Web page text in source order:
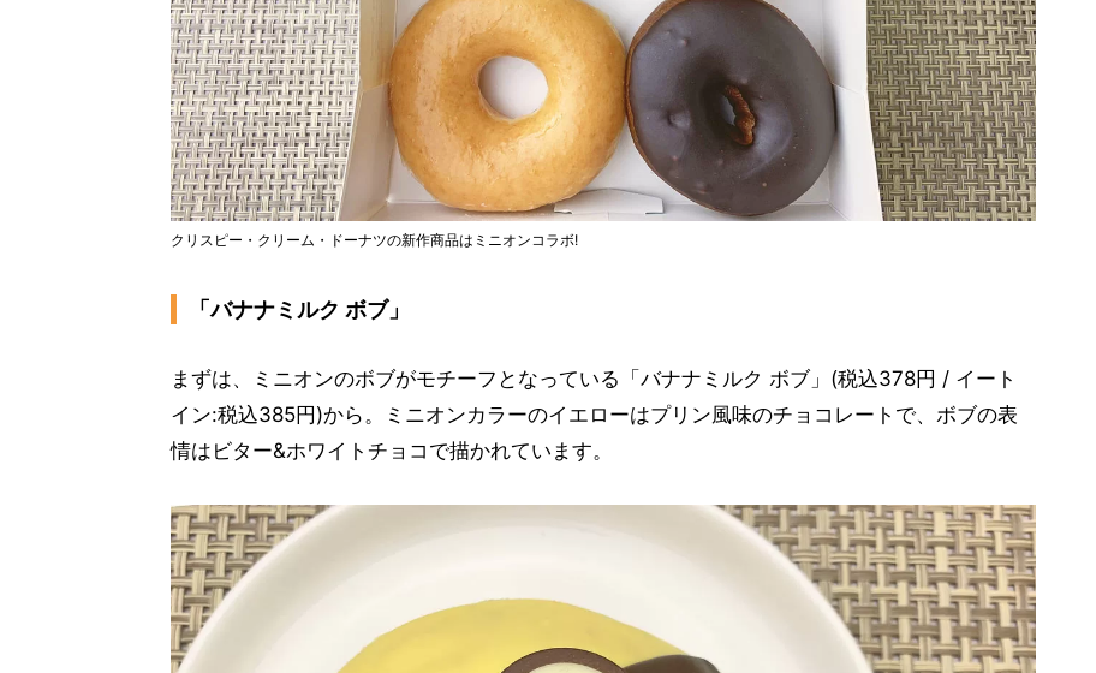
クリスピー・クリーム・ドーナツの新作商品はミニオンコラボ!
「バナナミルク ボブ」
まずは、ミニオンのボブがモチーフとなっている「バナナミルク ボブ」(税込378円 / イート
イン:税込385円)から。ミニオンカラーのイエローはプリン風味のチョコレートで、ボブの表
情はビター&ホワイトチョコで描かれています。